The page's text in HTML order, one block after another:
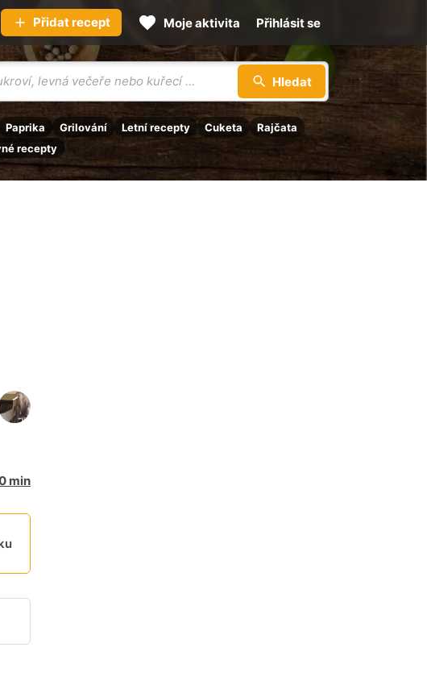
Hledat
Paprika Grilování Letní recepty Cuketa
Rajčata
recepty
Přidat recept Moje aktivita Přihlásit se
min